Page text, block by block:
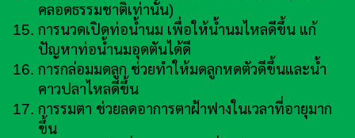
คลอดธรรมชาติเท่านั้น)
การนวดเปิดท่อน้ำนม เพื่อให้น้ำนมไหลดีขึ้น แก้
ปัญหาท่อน้ำนมอุดตันได้ดี
การกล่อมมดลูก ช่วยทำให้มดลูกหดตัวดีขึ้นและน้ำ
คาวปลาไหลดีขึ้น
การรมตา ช่วยลดอาการตาฝ้าฟางในเวลาที่อายุมาก
ขึ้น